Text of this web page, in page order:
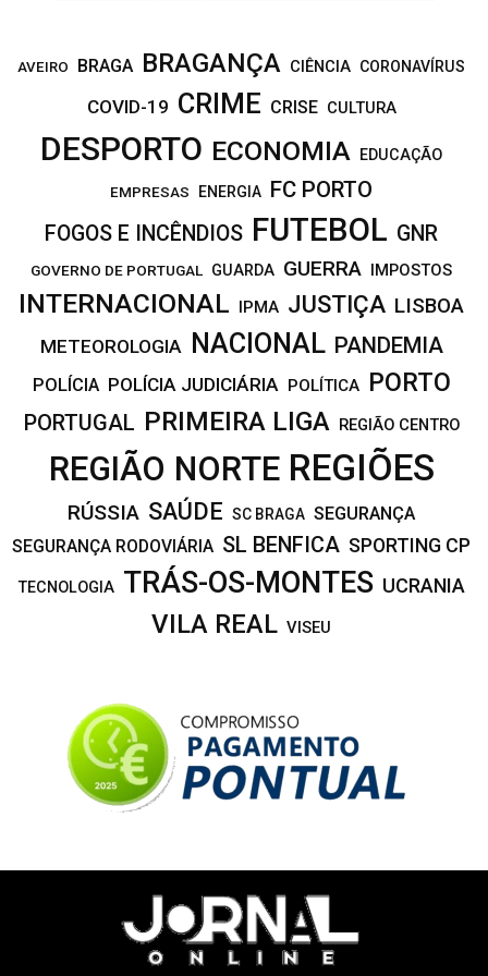
AVEIRO BRAGA BRAGANÇA CIÊNCIA CORONAVÍRUS
COVID-19 CRIME CRISE CULTURA
DESPORTO ECONOMIA EDUCAÇÃO
EMPRESAS ENERGIA FC PORTO
FOGOS E INCÊNDIOS FUTEBOL GNR
GOVERNO DE PORTUGAL GUARDA GUERRA IMPOSTOS
INTERNACIONAL IPMA JUSTIÇA LISBOA
METEOROLOGIA NACIONAL PANDEMIA
POLÍCIA POLÍCIA JUDICIÁRIA POLÍTICA PORTO
PORTUGAL PRIMEIRA LIGA REGIÃO CENTRO
REGIÃO NORTE REGIÕES
RÚSSIA SAÚDE SC BRAGA SEGURANÇA
SEGURANÇA RODOVIÁRIA SL BENFICA SPORTING CP
TECNOLOGIA TRÁS-OS-MONTES UCRANIA
VILA REAL VISEU